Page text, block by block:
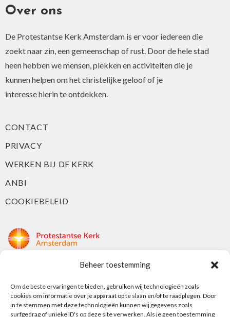
Beheer toestemming
Om de beste ervaringen te bieden, gebruiken wij technologieën zoals
cookies om informatie over je apparaat op te slaan en/of te raadplegen. Door
in te stemmen met deze technologieën kunnen wij gegevens zoals
surfgedrag of unieke ID's op deze site verwerken. Als je geen toestemming
Over ons
De Protestantse Kerk Amsterdam is er voor iedereen die
zoekt naar zin, een gemeenschap of rust. Door de hele stad
heen hebben we mensen, plekken en activiteiten die je
kunnen helpen om het christelijke geloof of je
interesse hierin te ontdekken.
CONTACT
PRIVACY
WERKEN BIJ DE KERK
ANBI
COOKIEBELEID
Nieuwe Herengracht 18
1018 DP Amsterdam